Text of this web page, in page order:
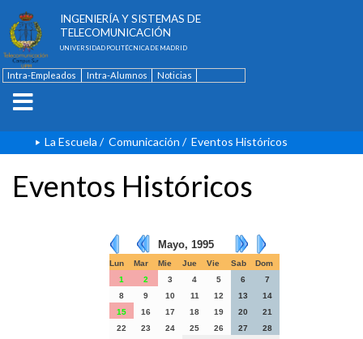
INGENIERÍA Y SISTEMAS DE
TELECOMUNICACIÓN
UNIVERSIDAD POLITÉCNICA DE MADRID
Intra-Empleados Intra-Alumnos
Noticias
La Escuela / Comunicación / Eventos Históricos
Eventos Históricos
Mayo, 1995
Lun Mar Mie Jue Vie Sab
Dom
1
2 3 4 5 6
7
8
9 10 11 12 13
14
15
16 17 18 19 20
21
22
23 24 25 26 27
28